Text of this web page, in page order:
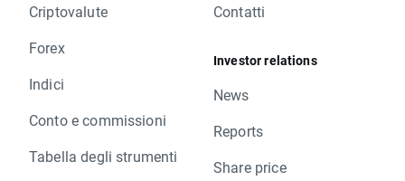
Criptovalute
Forex
Indici
Conto e commissioni
Tabella degli strumenti
Contatti
Investor relations
News
Reports
Share price